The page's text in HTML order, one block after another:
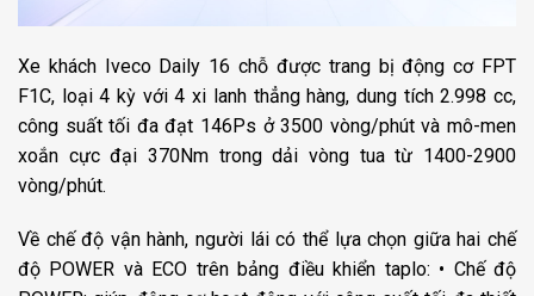
Xe khách Iveco Daily 16 chỗ được trang bị động cơ FPT
F1C, loại 4 kỳ với 4 xi lanh thẳng hàng, dung tích 2.998 cc,
công suất tối đa đạt 146Ps ở 3500 vòng/phút và mô-men
xoắn cực đại 370Nm trong dải vòng tua từ 1400-2900
vòng/phút.
Về chế độ vận hành, người lái có thể lựa chọn giữa hai chế
độ POWER và ECO trên bảng điều khiển taplo: • Chế độ